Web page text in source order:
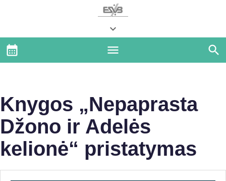
Knygos „Nepaprasta
Džono ir Adelės
kelionė“ pristatymas